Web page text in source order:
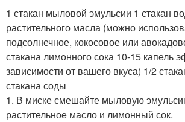
1 стакан мыловой эмульсии 1 стакан
растительного масла (можно
подсолнечное, кокосовое или
стакана лимонного сока 10-15 капель
зависимости от вашего вкуса) 1/2
стакана соды
1. В миске смешайте мыловую
растительное масло и лимонный сок.